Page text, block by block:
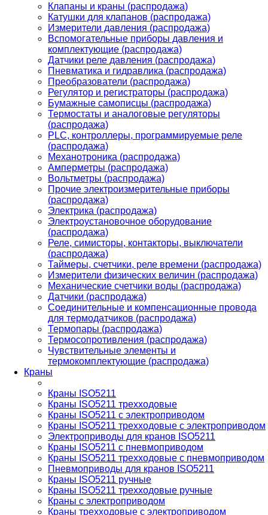
Клапаны и краны (распродажа)
Катушки для клапанов (распродажа)
Измерители давления (распродажа)
Вспомогательные приборы давления и
комплектующие (распродажа)
Датчики реле давления (распродажа)
Пневматика и гидравлика (распродажа)
Преобразователи (распродажа)
Регулятор и регистраторы (распродажа)
Бумажные самописцы (распродажа)
Термостаты и аналоговые регуляторы
(распродажа)
PLС, контроллеры, программируемые реле
(распродажа)
Механотроника (распродажа)
Амперметры (распродажа)
Вольтметры (распродажа)
Прочие электроизмерительные приборы
(распродажа)
Электрика (распродажа)
Электроустановочное оборудование
(распродажа)
Реле, симисторы, контакторы, выключатели
(распродажа)
Таймеры, счетчики, реле времени (распродажа)
Измерители физических величин (распродажа)
Механические счетчики воды (распродажа)
Датчики (распродажа)
Соединительные и компенсационные провода
для термодатчиков (распродажа)
Термопары (распродажа)
Термосопротивления (распродажа)
Чувствительные элементы и
термокомплектующие (распродажа)
Краны
Краны ISO5211
Краны ISO5211 трехходовые
Краны ISO5211 с электроприводом
Краны ISO5211 трехходовые с электроприводом
Электроприводы для кранов ISO5211
Краны ISO5211 с пневмоприводом
Краны ISO5211 трехходовые с пневмоприводом
Пневмоприводы для кранов ISO5211
Краны ISO5211 ручные
Краны ISO5211 трехходовые ручные
Краны с электроприводом
Краны трехходовые с электроприводом